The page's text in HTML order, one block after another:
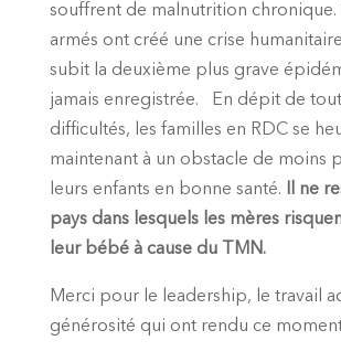
souffrent de malnutrition chronique.
armés ont créé une crise
subit la deuxième plus grave
jamais enregistrée. En dépit de
difficultés, les familles en RDC se
maintenant à un obstacle de moins
leurs enfants en bonne santé.
Il ne
pays dans lesquels les mères
leur bébé à cause du TMN.
Merci pour le leadership, le travail
générosité qui ont rendu ce